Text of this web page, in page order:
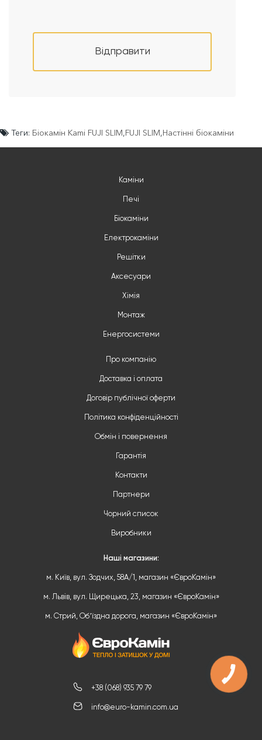
Відправити
Теги: Біокамін Kami FUJI SLIM,FUJI SLIM,Настінні біокаміни
+38 (068) 935 79 79
info@euro-kamin.com.ua
Каміни
Печі
Біокаміни
Електрокаміни
Решітки
Аксесуари
Хімія
Монтаж
Енергосистеми
Про компанію
Доставка і оплата
Договір публічної оферти
Політика конфіденційності
Обмін і повернення
Гарантія
Контакти
Партнери
Чорний список
Виробники
Наші магазини:
м. Київ, вул. Зодчих, 58А/1, магазин «ЄвроКамін»
м. Львів, вул. Щирецька, 23, магазин «ЄвроКамін»
м. Стрий, Обʼїздна дорога, магазин «ЄвроКамін»
КНОПКА
ЗВ'ЯЗКУ